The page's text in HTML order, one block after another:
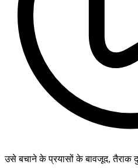
उसे बचाने के प्रयासों के बावजूद,